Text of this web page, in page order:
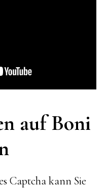
auf Boni
Captcha kann Sie